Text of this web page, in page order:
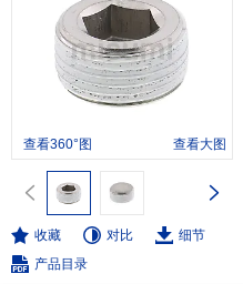
查看360°图 查看大图
收藏 对比
细节
产品目录